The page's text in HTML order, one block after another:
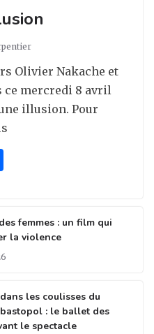
Olivier Nakache et
ce mercredi 8 avril
illusion. Pour
g
er
femmes : un film qui
la violence
les coulisses du
: le ballet des
le spectacle